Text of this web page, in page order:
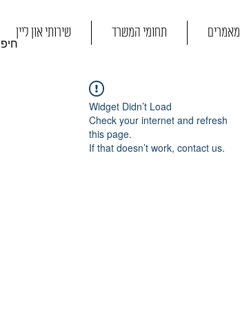
שירותי און ליין תחומי המשרד מאמרים
Widget Didn’t Load
Check your internet and refresh
this page.
If that doesn’t work, contact us.